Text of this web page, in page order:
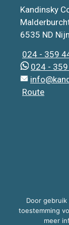
Kandinsky
6535 ND
024 - 359
024 -
Route
Door
toestemming
meer